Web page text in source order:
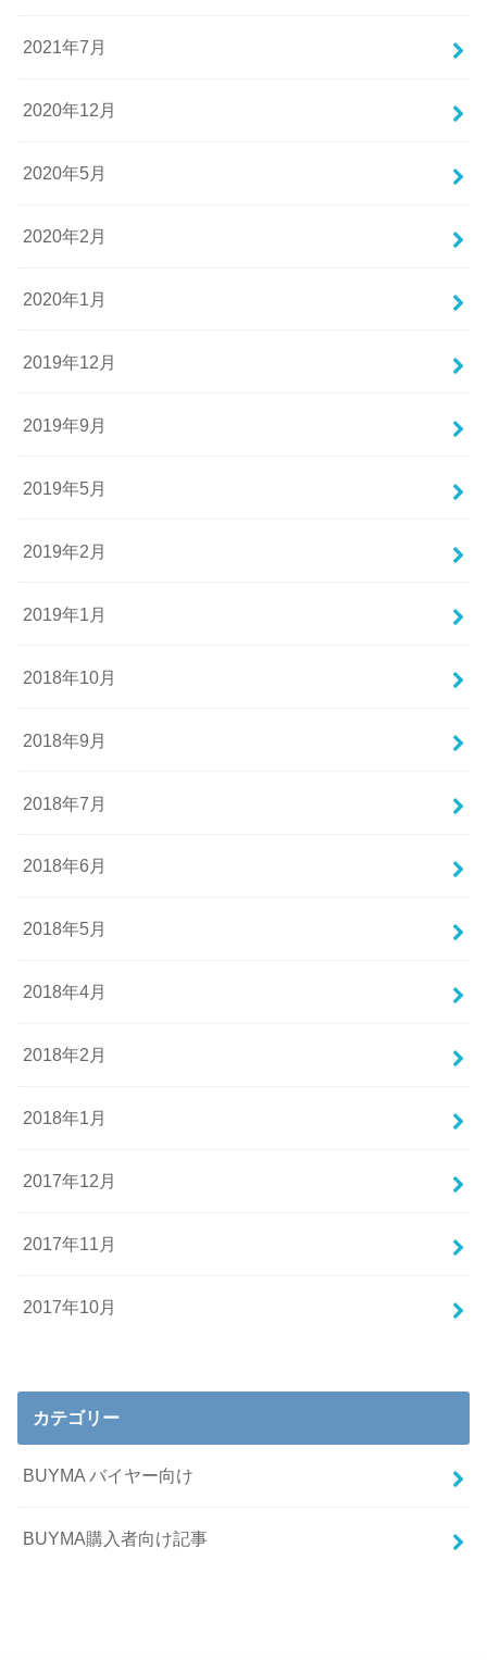
2021年7月
2020年12月
2020年5月
2020年2月
2020年1月
2019年12月
2019年9月
2019年5月
2019年2月
2019年1月
2018年10月
2018年9月
2018年7月
2018年6月
2018年5月
2018年4月
2018年2月
2018年1月
2017年12月
2017年11月
2017年10月
カテゴリー
BUYMA バイヤー向け
BUYMA購入者向け記事